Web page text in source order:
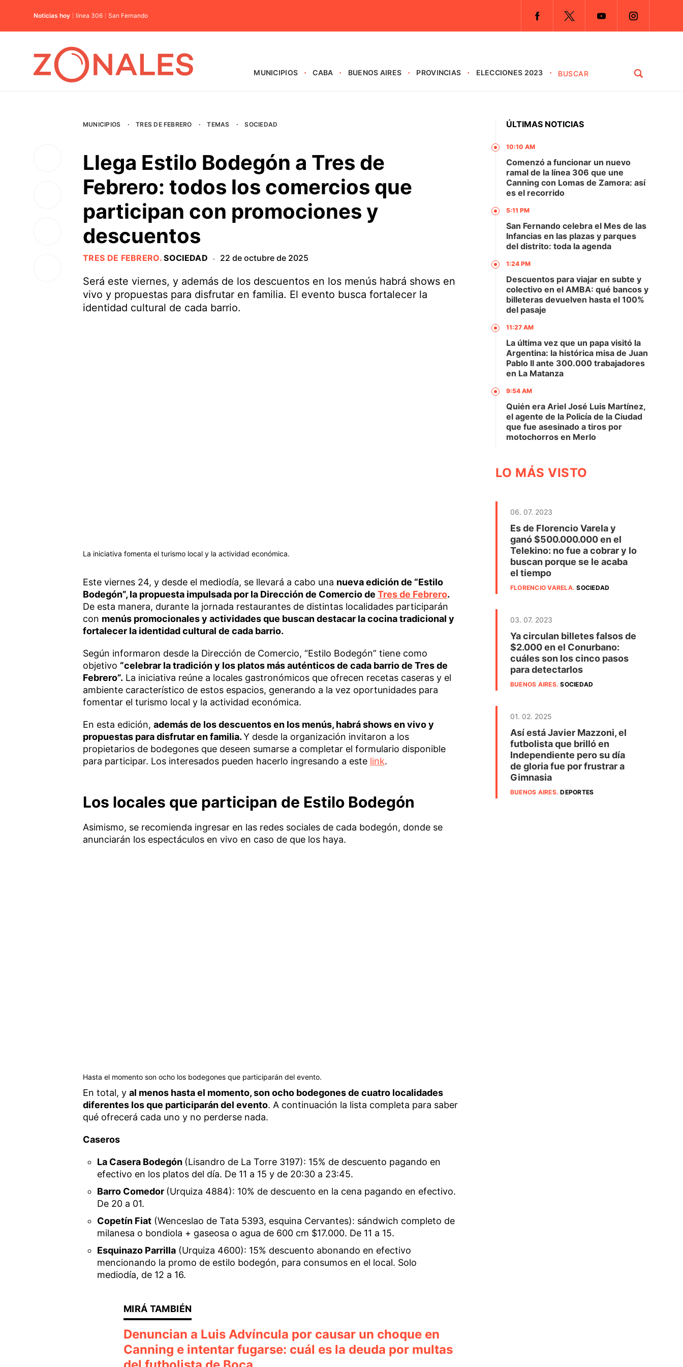
Noticias hoy línea 306 San Fernando
MUNICIPIOS CABA BUENOS AIRES PROVINCIAS ELECCIONES 2023
MUNICIPIOS · TRES DE FEBRERO · TEMAS · SOCIEDAD
Llega Estilo Bodegón a Tres de
Febrero: todos los comercios que
participan con promociones y
descuentos
TRES DE FEBRERO.SOCIEDAD · 22 de octubre de 2025
Será este viernes, y además de los descuentos en los menús habrá shows en
vivo y propuestas para disfrutar en familia. El evento busca fortalecer la
identidad cultural de cada barrio.
La iniciativa fomenta el turismo local y la actividad económica.
Este viernes 24, y desde el mediodía, se llevará a cabo una nueva edición de “Estilo
Bodegón”, la propuesta impulsada por la Dirección de Comercio de Tres de Febrero.
De esta manera, durante la jornada restaurantes de distintas localidades participarán
con menús promocionales y actividades que buscan destacar la cocina tradicional y
fortalecer la identidad cultural de cada barrio.
Según informaron desde la Dirección de Comercio, “Estilo Bodegón” tiene como
objetivo “celebrar la tradición y los platos más auténticos de cada barrio de Tres de
Febrero”. La iniciativa reúne a locales gastronómicos que ofrecen recetas caseras y el
ambiente característico de estos espacios, generando a la vez oportunidades para
fomentar el turismo local y la actividad económica.
En esta edición, además de los descuentos en los menús, habrá shows en vivo y
propuestas para disfrutar en familia.Y desde la organización invitaron a los
propietarios de bodegones que deseen sumarse a completar el formulario disponible
para participar. Los interesados pueden hacerlo ingresando a este link.
Los locales que participan de Estilo Bodegón
Asimismo, se recomienda ingresar en las redes sociales de cada bodegón, donde se
anunciarán los espectáculos en vivo en caso de que los haya.
Hasta el momento son ocho los bodegones que participarán del evento.
En total, y al menos hasta el momento, son ocho bodegones de cuatro localidades
diferentes los que participarán del evento. A continuación la lista completa para saber
qué ofrecerá cada uno y no perderse nada.
Caseros
La Casera Bodegón (Lisandro de La Torre 3197): 15% de descuento pagando en
efectivo en los platos del día. De 11 a 15 y de 20:30 a 23:45.
Barro Comedor (Urquiza 4884): 10% de descuento en la cena pagando en efectivo.
De 20 a 01.
Copetín Fiat (Wenceslao de Tata 5393, esquina Cervantes): sándwich completo de
milanesa o bondiola + gaseosa o agua de 600 cm $17.000. De 11 a 15.
Esquinazo Parrilla (Urquiza 4600): 15% descuento abonando en efectivo
mencionando la promo de estilo bodegón, para consumos en el local. Solo
mediodía, de 12 a 16.
Denuncian a Luis Advíncula por causar un choque en
Canning e intentar fugarse: cuál es la deuda por multas
ÚLTIMAS NOTICIAS
10:10 AM
Comenzó a funcionar un nuevo
ramal de la línea 306 que une
Canning con Lomas de Zamora: así
es el recorrido
5:11 PM
San Fernando celebra el Mes de las
Infancias en las plazas y parques
del distrito: toda la agenda
1:24 PM
Descuentos para viajar en subte y
colectivo en el AMBA: qué bancos y
billeteras devuelven hasta el 100%
del pasaje
11:27 AM
La última vez que un papa visitó la
Argentina: la histórica misa de Juan
Pablo II ante 300.000 trabajadores
en La Matanza
9:54 AM
Quién era Ariel José Luis Martínez,
el agente de la Policía de la Ciudad
que fue asesinado a tiros por
motochorros en Merlo
LO MÁS VISTO
06. 07. 2023
Es de Florencio Varela y
ganó $500.000.000 en el
Telekino: no fue a cobrar y lo
buscan porque se le acaba
el tiempo
FLORENCIO VARELA.SOCIEDAD
03. 07. 2023
Ya circulan billetes falsos de
$2.000 en el Conurbano:
cuáles son los cinco pasos
para detectarlos
BUENOS AIRES.SOCIEDAD
01. 02. 2025
Así está Javier Mazzoni, el
futbolista que brilló en
Independiente pero su día
de gloria fue por frustrar a
Gimnasia
BUENOS AIRES.DEPORTES